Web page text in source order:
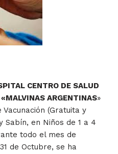
CENTRO DE SALUD
ARGENTINAS»
(Gratuita y
Sabín, en Niños de 1 a 4
todo el mes de
de Octubre, se ha